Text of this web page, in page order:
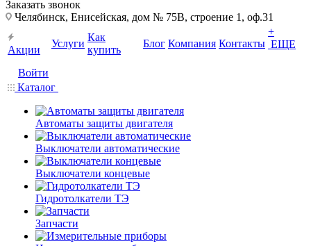
Заказать звонок
Челябинск, Енисейская, дом № 75В, строение 1, оф.31
Акции
Услуги
Как
купить
Блог Компания Контакты
+
ЕЩЕ
Войти
Каталог
Автоматы защиты двигателя
Выключатели автоматические
Выключатели концевые
Гидротолкатели ТЭ
Запчасти